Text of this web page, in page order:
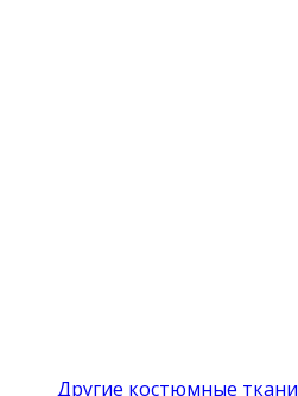
Другие костюмные ткани